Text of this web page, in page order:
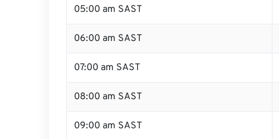
05:00 am SAST
06:00 am SAST
07:00 am SAST
08:00 am SAST
09:00 am SAST